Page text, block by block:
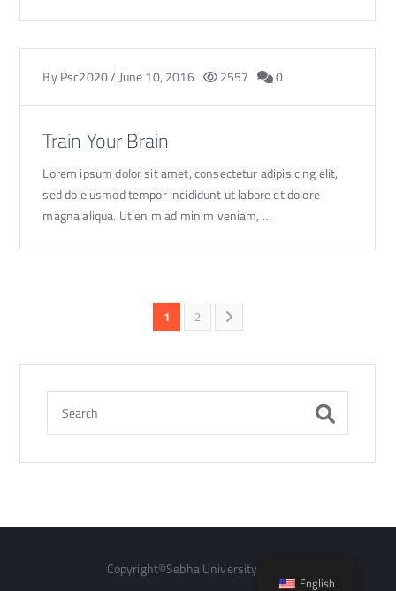
ByPsc2020/June 10, 2016 2557 0
Train Your Brain
Lorem ipsum dolor sit amet, consectetur adipisicing elit,
sed do eiusmod tempor incididunt ut labore et dolore
magna aliqua. Ut enim ad minim veniam, …
1 2
Copyright©Sebha University 2020
English